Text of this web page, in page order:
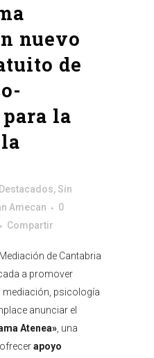
nuevo
de
la
Destacados,Sin
Amecan
0
Compartir
de Cantabria
a promover
mediación, psicología
anunciar el
Atenea» , una
apoyo